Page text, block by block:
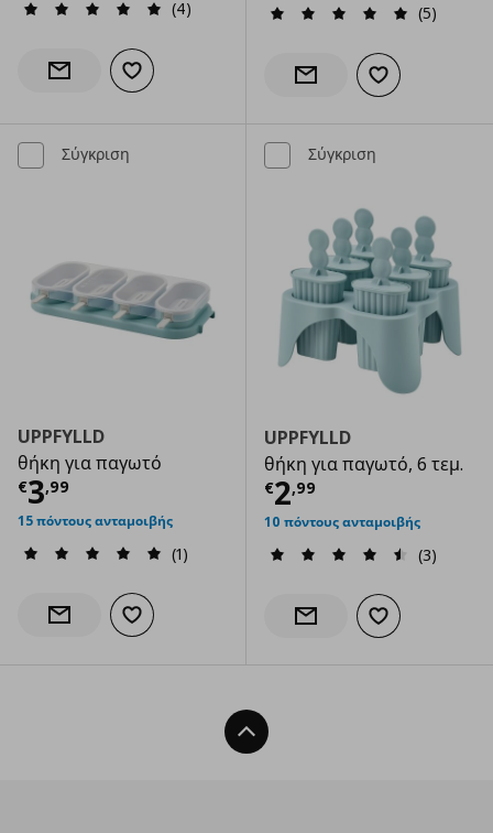
(4)
Ενημέρωση διαθεσιμότητας
Προσθήκη στα αγαπημένα
(5)
Ενημέρωση διαθεσιμότητας
Προσθήκη στα
Σύγκριση
UPPFYLLD
θήκη για παγωτό
€3,99
Τρέχουσα τιμή € 3,99
15 πόντους ανταμοιβής
(1)
Ενημέρωση διαθεσιμότητας
Προσθήκη στα αγαπημένα
Σύγκριση
UPPFYLLD
θήκη για παγωτό, 6 τεμ.
€2,99
Τρέχουσα
10 πόντους ανταμοιβής
(3)
Ενημέρωση διαθεσιμότητας
Προσθήκη στα
Back To Top